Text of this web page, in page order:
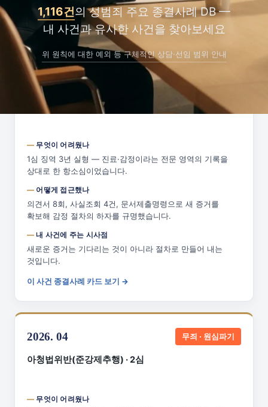
1,116건의 성범죄 주요 종결사례 DB —
내 사건과 유사한 사건을 찾아보세요
위 원칙에 대한 예외 등 구체적인 상담·선임 범위 안내
있습니다. 항소심은 두 번째 판단입니다.
이 사건 종결사례 카드 보기 →
2026. 05 무죄 · 원심파기
피보호자간음 · 2심
무엇이 어려웠나
1심 징역 3년 실형 — 진료·감정이라는 전문 영역의 기록을
상대로 한 항소심이었습니다.
어떻게 접근했나
의견서 8회, 사실조회 4건, 문서제출명령으로 새 증거를
확보해 감정 절차의 하자를 규명했습니다.
내 사건에 주는 시사점
새로운 증거는 기다리는 것이 아니라 절차로 만들어 내는
것입니다.
이 사건 종결사례 카드 보기 →
2026. 04 무죄 · 원심파기
아청법위반(준강제추행) · 2심
무엇이 어려웠나